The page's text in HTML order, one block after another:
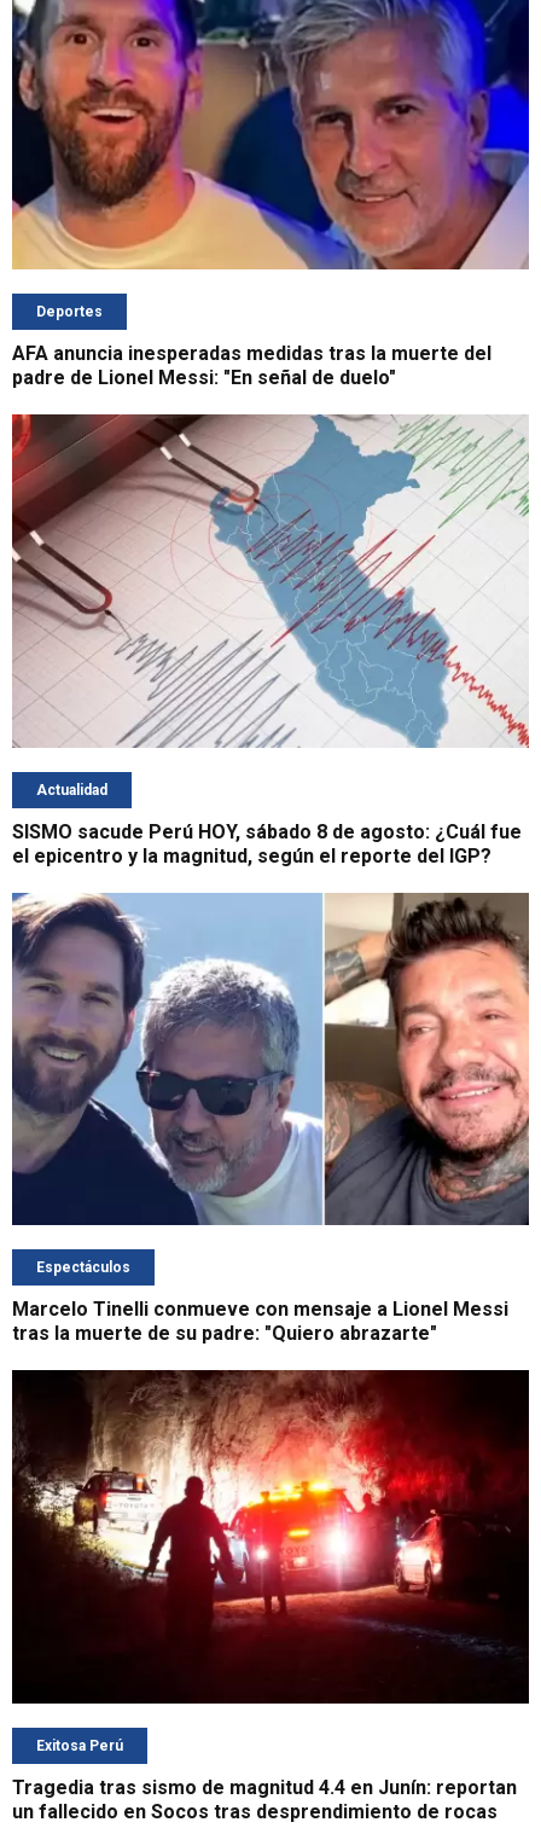
Deportes
AFA anuncia inesperadas medidas tras la muerte del
padre de Lionel Messi: "En señal de duelo"
Actualidad
SISMO sacude Perú HOY, sábado 8 de agosto: ¿Cuál fue
el epicentro y la magnitud, según el reporte del IGP?
Espectáculos
Marcelo Tinelli conmueve con mensaje a Lionel Messi
tras la muerte de su padre: "Quiero abrazarte"
Exitosa Perú
Tragedia tras sismo de magnitud 4.4 en Junín: reportan
un fallecido en Socos tras desprendimiento de rocas